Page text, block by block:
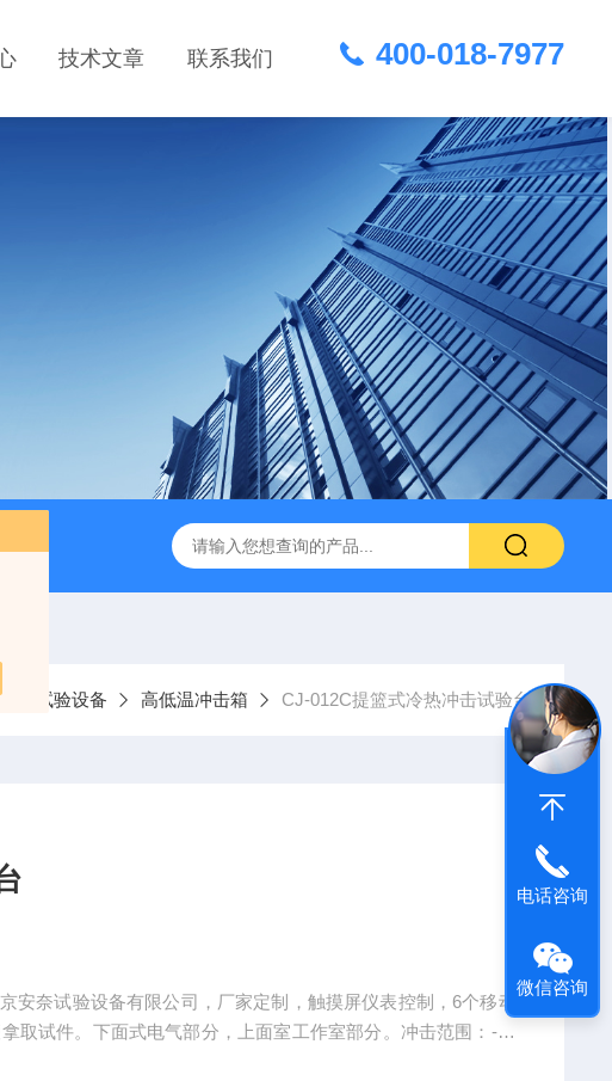
技术文章 联系我们 400-018-7977
高温老化试验箱 复合盐雾腐蚀试验箱 南京高低温
度试验设备 高低温冲击箱 CJ-012C提篮式冷热冲击试验台
安奈试验设备有限公司，厂家定制，触摸屏仪表控制，6个移动
取试件。下面式电气部分，上面室工作室部分。冲击范围：-40
电话咨询
微信咨询